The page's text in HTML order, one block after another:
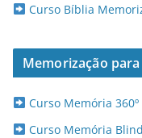
Curso Bíblia
Memorização para
Curso Memória 360º
Curso Memória